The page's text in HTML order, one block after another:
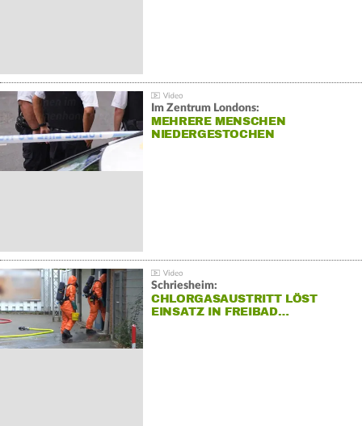
Im Zentrum Londons:
MEHRERE MENSCHEN
NIEDERGESTOCHEN
Schriesheim:
CHLORGASAUSTRITT LÖST
EINSATZ IN FREIBAD…